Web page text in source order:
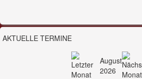
AKTUELLE TERMINE
August
2026